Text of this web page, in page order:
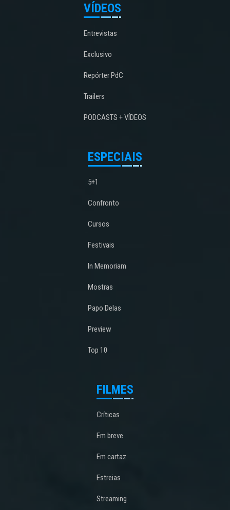
VÍDEOS
Entrevistas
Exclusivo
Repórter PdC
Trailers
PODCASTS + VÍDEOS
ESPECIAIS
5+1
Confronto
Cursos
Festivais
In Memoriam
Mostras
Papo Delas
Preview
Top 10
FILMES
Críticas
Em breve
Em cartaz
Estreias
Streaming